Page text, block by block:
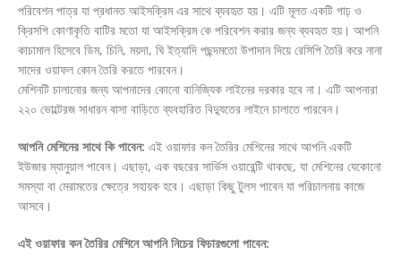
পরিবেশন পাত্র যা প্রধানত আইসক্রিম এর সাথে ব্যবহৃত হয়। এটি মূলত একটি গাঢ় ও
ক্রিসপি কোণাকৃতি বাটির মতো যা আইসক্রিম কে পরিবেশন করার জন্য ব্যবহৃত হয়। আপনি
কাচামাল হিসেবে ডিম, চিনি, ময়দা, ঘি ইত্যাদি পছন্দমতো উপাদান দিয়ে রেসিপি তৈরি করে নানা
সাদের ওয়াফল কোন তৈরি করতে পারবেন।
মেশিনটি চালানোর জন্য আপনাদের কোনো বানিজ্যিক লাইনের দরকার হবে না। এটি আপনারা
২২০ ভোল্টেরজ সাধারন বাসা বাড়িতে ব্যবহারিত বিদ্যুতের লাইনে চালাতে পারবেন।
আপনি মেশিনের সাথে কি পাবেন: এই ওয়াফার কন তৈরির মেশিনের সাথে আপনি একটি
ইউজার ম্যানুয়াল পাবেন। এছাড়া, এক বছরের সার্ভিস ওয়ারেন্টি থাকছে, যা মেশিনের যেকোনো
সমস্যা বা মেরামতের ক্ষেত্রে সহায়ক হবে। এছাড়া কিছু টুলস পাবেন যা পরিচালনায় কাজে
আসবে।
এই ওয়াফার কন তৈরির মেশিনে আপনি নিচের ফিচারগুলো পাবেন: